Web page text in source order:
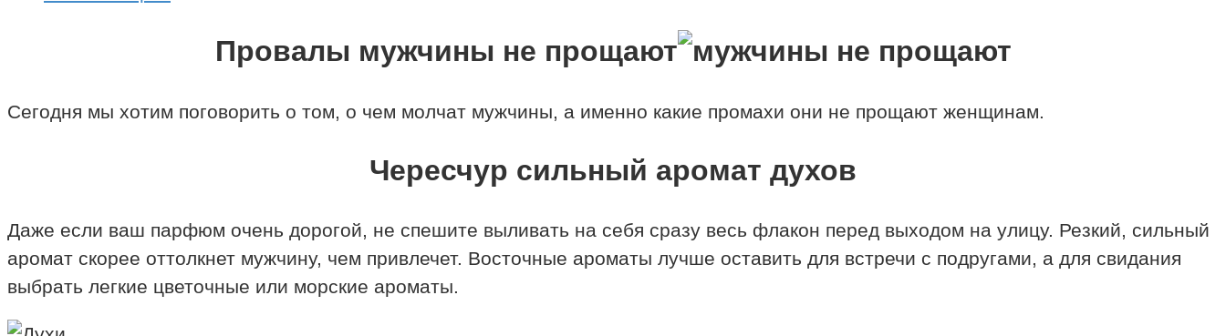
Провалы мужчины не прощают
Сегодня мы хотим поговорить о том, о чем молчат мужчины, а именно какие промахи они не прощают женщинам.
Чересчур сильный аромат духов
Даже если ваш парфюм очень дорогой, не спешите выливать на себя сразу весь флакон перед выходом на улицу. Резкий, сильный
аромат скорее оттолкнет мужчину, чем привлечет. Восточные ароматы лучше оставить для встречи с подругами, а для свидания
выбрать легкие цветочные или морские ароматы.